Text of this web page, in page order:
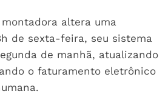
altera uma
de sexta-feira, seu sistema
de manhã, atualizando
o faturamento eletrônico